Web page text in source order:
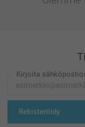
Kirjoita
Rekisteröidy